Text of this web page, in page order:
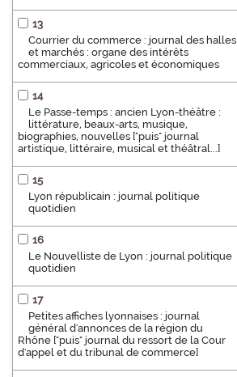
13
Courrier du commerce : journal des halles
et marchés : organe des intérêts
commerciaux, agricoles et économiques
14
Le Passe-temps : ancien Lyon-théâtre :
littérature, beaux-arts, musique,
biographies, nouvelles ["puis" journal
artistique, littéraire, musical et théâtral...]
15
Lyon républicain : journal politique
quotidien
16
Le Nouvelliste de Lyon : journal politique
quotidien
17
Petites affiches lyonnaises : journal
général d'annonces de la région du
Rhône ["puis" journal du ressort de la Cour
d'appel et du tribunal de commerce]